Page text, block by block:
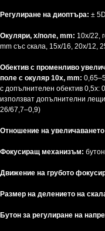
Регулиране на диоптъра: ±
Окуляри, x/поле, mm: 10x/22,
mm със скала, 15x/16, 20х/12,
Обектив с променливо
поле с окуляр 10x, mm:
с допълнителен обектив 0,5x:
използват допълнителни
26/67,7–0,9)
Отношение на
Фокусиращ механизъм:
Движение на грубото
Размер на делението на
Бутон за регулиране на